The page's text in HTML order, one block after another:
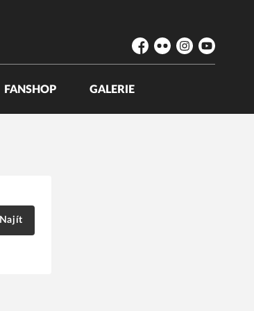
Facebook
Flickr Instagram
YouTube
FANSHOP GALERIE
Najít